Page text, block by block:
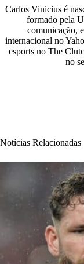
Carlos Vinicius é
formado pela
comunicação,
internacional no
esports no The
no
Notícias Relacionadas